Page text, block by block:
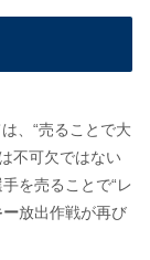
、“売ることで大
不可欠ではない
を売ることで“レ
ー放出作戦が再び